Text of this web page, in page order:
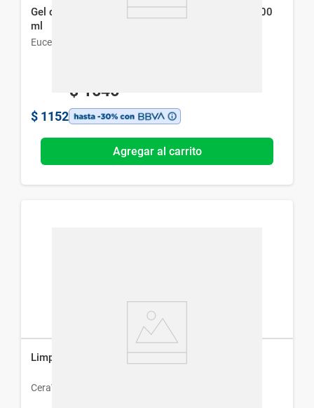
Gel de Limpieza Facial Eucerin Dermatoclean x 200
ml
Eucerin
$ 1646
$ 1152
Agregar al carrito
Limpiador Hidratante CeraVe Repuesto x 473 ml
CeraVe